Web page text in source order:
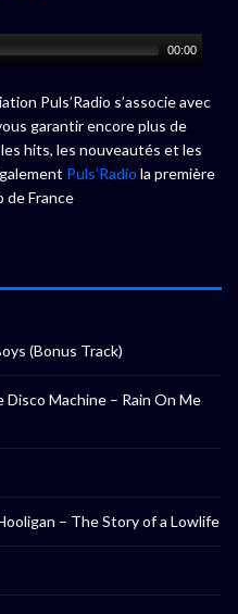
00:00
Puls’Radio s’associe avec
garantir encore plus de
les hits, les nouveautés et les
Puls’Radio la première
de France
(Bonus Track)
Disco Machine – Rain On Me
– The Story of a Lowlife